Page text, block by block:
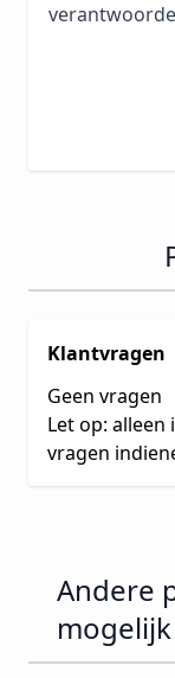
Klantvragen
Geen vragen
Let op:
vragen
Andere